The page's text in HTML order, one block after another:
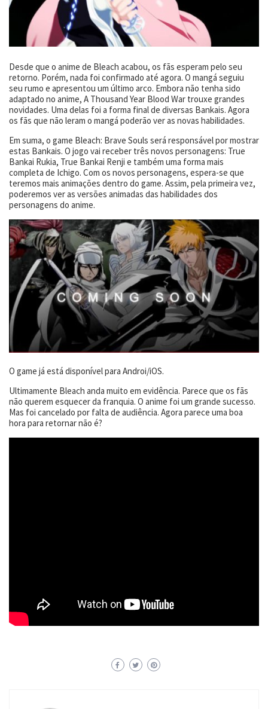
Desde que o anime de Bleach acabou, os fãs esperam pelo seu
retorno. Porém, nada foi confirmado até agora. O mangá seguiu
seu rumo e apresentou um último arco. Embora não tenha sido
adaptado no anime, A Thousand Year Blood War trouxe grandes
novidades. Uma delas foi a forma final de diversas Bankais. Agora
os fãs que não leram o mangá poderão ver as novas habilidades.
Em suma, o game Bleach: Brave Souls será responsável por mostrar
estas Bankais. O jogo vai receber três novos personagens: True
Bankai Rukia, True Bankai Renji e também uma forma mais
completa de Ichigo. Com os novos personagens, espera-se que
teremos mais animações dentro do game. Assim, pela primeira vez,
poderemos ver as versões animadas das habilidades dos
personagens do anime.
O game já está disponível para Androi/iOS.
Ultimamente Bleach anda muito em evidência. Parece que os fãs
não querem esquecer da franquia. O anime foi um grande sucesso.
Mas foi cancelado por falta de audiência. Agora parece uma boa
hora para retornar não é?